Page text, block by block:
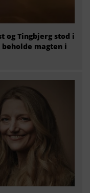
Tingbjerg stod i
magten i